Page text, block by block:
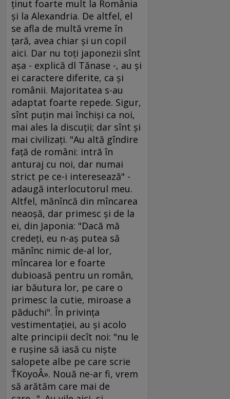
ţinut foarte mult la România
şi la Alexandria. De altfel, el
se afla de multă vreme în
ţară, avea chiar şi un copil
aici. Dar nu toţi japonezii sînt
aşa - explică dl Tănase -, au şi
ei caractere diferite, ca şi
românii. Majoritatea s-au
adaptat foarte repede. Sigur,
sînt puţin mai închişi ca noi,
mai ales la discuţii; dar sînt şi
mai civilizaţi. "Au altă gîndire
faţă de români: intră în
anturaj cu noi, dar numai
strict pe ce-i interesează" -
adaugă interlocutorul meu.
Altfel, mănîncă din mîncarea
neaoşă, dar primesc şi de la
ei, din Japonia: "Dacă mă
credeţi, eu n-aş putea să
mănînc nimic de-al lor,
mîncarea lor e foarte
dubioasă pentru un român,
iar băutura lor, pe care o
primesc la cutie, miroase a
păduchi". În privinţa
vestimentaţiei, au şi acolo
alte principii decît noi: "nu le
e ruşine să iasă cu nişte
salopete albe pe care scrie
ŤKoyoÂ». Nouă ne-ar fi, vrem
să arătăm care mai de